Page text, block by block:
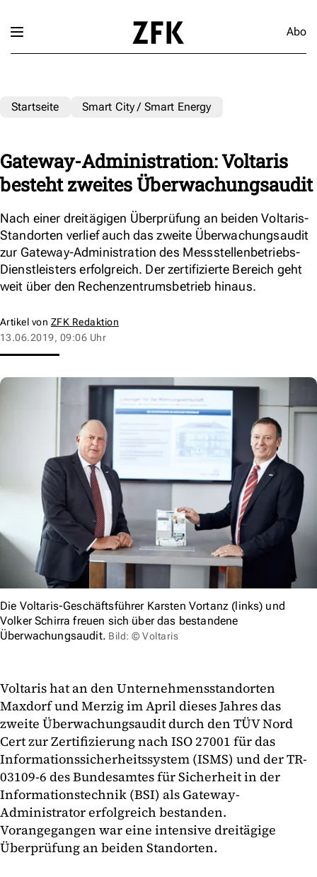
Abo
Startseite Smart City / Smart Energy
Gateway-Administration: Voltaris
besteht zweites Überwachungsaudit
Nach einer dreitägigen Überprüfung an beiden Voltaris-
Standorten verlief auch das zweite Überwachungsaudit
zur Gateway-Administration des Messstellenbetriebs-
Dienstleisters erfolgreich. Der zertifizierte Bereich geht
weit über den Rechenzentrumsbetrieb hinaus.
Artikel von ZFK Redaktion
13.06.2019, 09:06 Uhr
Die Voltaris-Geschäftsführer Karsten Vortanz (links) und
Volker Schirra freuen sich über das bestandene
Überwachungsaudit. Bild: © Voltaris
Voltaris hat an den Unternehmensstandorten
Maxdorf und Merzig im April dieses Jahres das
zweite Überwachungsaudit durch den TÜV Nord
Cert zur Zertifizierung nach ISO 27001 für das
Informationssicherheitssystem (ISMS) und der TR-
03109-6 des Bundesamtes für Sicherheit in der
Informationstechnik (BSI) als Gateway-
Administrator erfolgreich bestanden.
Vorangegangen war eine intensive dreitägige
Überprüfung an beiden Standorten.